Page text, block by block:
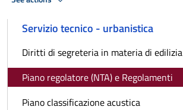
Servizio tecnico - urbanistica
Diritti di segreteria in materia di edilizia
Piano regolatore (NTA) e Regolamenti
Piano classificazione acustica